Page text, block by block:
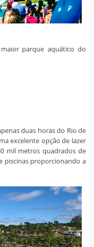
parque aquático do
duas horas do Rio de
excelente opção de lazer
mil metros quadrados de
piscinas proporcionando a